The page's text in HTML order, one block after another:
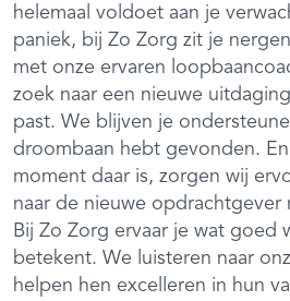
helemaal voldoet aan je
paniek, bij Zo Zorg zit je
met onze ervaren
zoek naar een nieuwe
past. We blijven je
droombaan hebt gevonden.
moment daar is, zorgen wij
naar de nieuwe opdrachtgever
Bij Zo Zorg ervaar je wat goed
betekent. We luisteren naar
helpen hen excelleren in hun